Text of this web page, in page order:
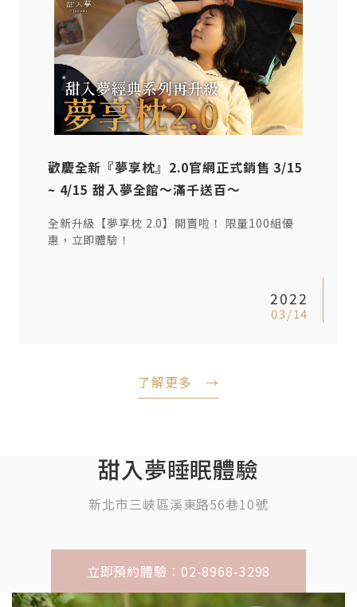
歡慶全新『夢享枕』2.0官網正式銷售 3/15
~ 4/15 甜入夢全館〜滿千送百〜
全新升級【夢享枕 2.0】開賣啦！ 限量100組優
惠，立即體驗！
2022
03/14
了解更多 →
甜入夢睡眠體驗
新北市三峽區溪東路56巷10號
立即預約體驗：02-8968-3298